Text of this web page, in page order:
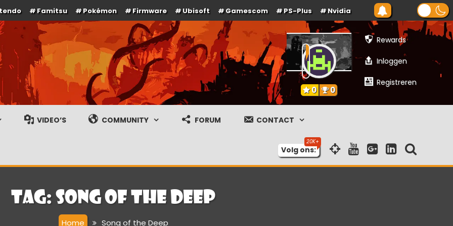
Famitsu Pokémon Firmware Ubisoft Gamescom PS-Plus Nvidia
gameplay streams
Rewards
Inloggen
Registreren
0 0
VIDEO’S COMMUNITY FORUM CONTACT
Volg ons:
Tag: Song of the Deep
Home Song of the Deep